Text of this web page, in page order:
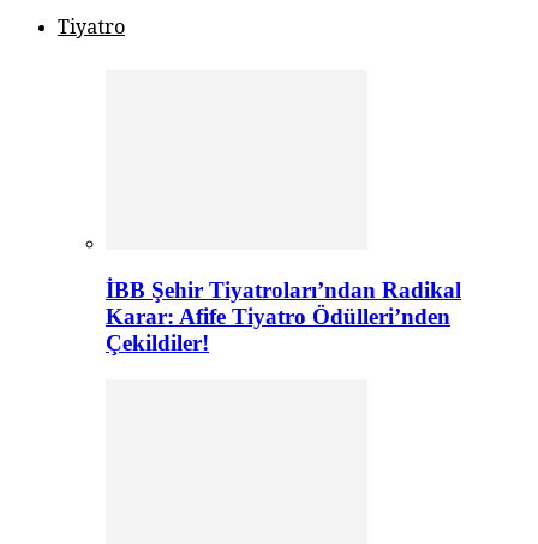
Tiyatro
İBB Şehir Tiyatroları’ndan Radikal
Karar: Afife Tiyatro Ödülleri’nden
Çekildiler!